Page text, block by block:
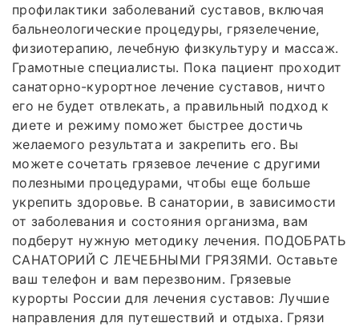
профилактики заболеваний суставов, включая
бальнеологические процедуры, грязелечение,
физиотерапию, лечебную физкультуру и массаж.
Грамотные специалисты. Пока пациент проходит
санаторно-курортное лечение суставов, ничто
его не будет отвлекать, а правильный подход к
диете и режиму поможет быстрее достичь
желаемого результата и закрепить его. Вы
можете сочетать грязевое лечение с другими
полезными процедурами, чтобы еще больше
укрепить здоровье. В санатории, в зависимости
от заболевания и состояния организма, вам
подберут нужную методику лечения. ПОДОБРАТЬ
САНАТОРИЙ С ЛЕЧЕБНЫМИ ГРЯЗЯМИ. Оставьте
ваш телефон и вам перезвоним. Грязевые
курорты России для лечения суставов: Лучшие
направления для путешествий и отдыха. Грязи